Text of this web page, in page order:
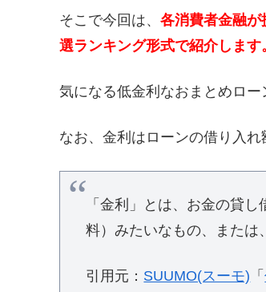
そこで今回は、 各消費者金融
選ランキング形式で紹介します
気になる低金利なおまとめロー
なお、金利はローンの借り入れ
「金利」とは、お金の貸
料）みたいなもの、または
引用元： SUUMO(スーモ) 「